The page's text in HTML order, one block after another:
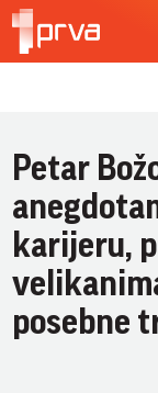
Petar
karijeru,
posebne